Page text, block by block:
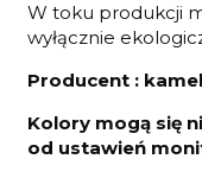
W toku produkcji
wyłącznie
Producent :
Kolory mogą się
od ustawień